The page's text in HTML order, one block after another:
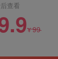
查看
¥99